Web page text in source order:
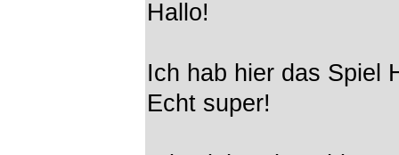
Hallo!
Ich hab hier das Spiel
Echt super!